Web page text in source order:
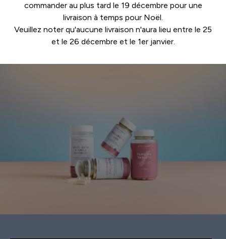
commander au plus tard le 19 décembre pour une
livraison à temps pour Noël.
Veuillez noter qu'aucune livraison n'aura lieu entre le 25
et le 26 décembre et le 1er janvier.